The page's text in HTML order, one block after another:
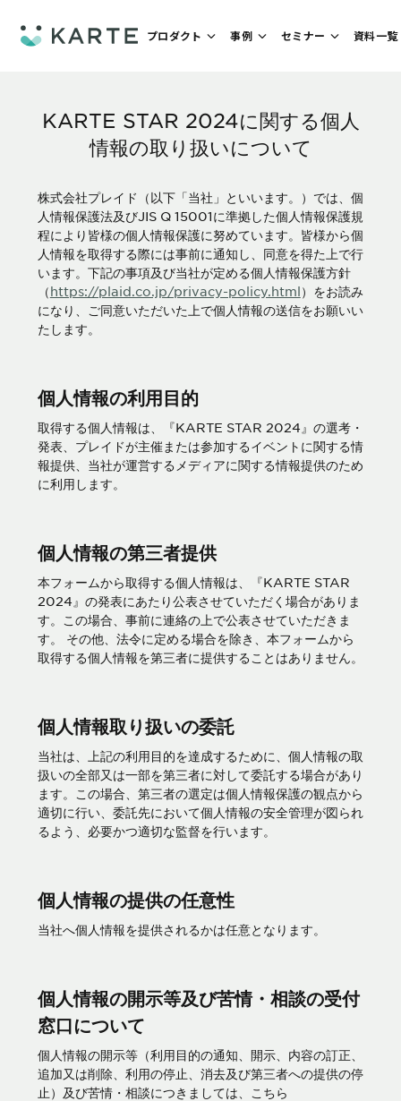
プロダクト 事例 セミナー 資料一覧
KARTE STAR 2024に関する個人
情報の取り扱いについて
株式会社プレイド（以下「当社」といいます。）では、個
人情報保護法及びJIS Q 15001に準拠した個人情報保護規
程により皆様の個人情報保護に努めています。皆様から個
人情報を取得する際には事前に通知し、同意を得た上で行
います。下記の事項及び当社が定める個人情報保護方針
（https://plaid.co.jp/privacy-policy.html）をお読み
になり、ご同意いただいた上で個人情報の送信をお願いい
たします。
個人情報の利用目的
取得する個人情報は、『KARTE STAR 2024』の選考・
発表、プレイドが主催または参加するイベントに関する情
報提供、当社が運営するメディアに関する情報提供のため
に利用します。
個人情報の第三者提供
本フォームから取得する個人情報は、『KARTE STAR
2024』の発表にあたり公表させていただく場合がありま
す。この場合、事前に連絡の上で公表させていただきま
す。 その他、法令に定める場合を除き、本フォームから
取得する個人情報を第三者に提供することはありません。
個人情報取り扱いの委託
当社は、上記の利用目的を達成するために、個人情報の取
扱いの全部又は一部を第三者に対して委託する場合があり
ます。この場合、第三者の選定は個人情報保護の観点から
適切に行い、委託先において個人情報の安全管理が図られ
るよう、必要かつ適切な監督を行います。
個人情報の提供の任意性
当社へ個人情報を提供されるかは任意となります。
個人情報の開示等及び苦情・相談の受付
窓口について
個人情報の開示等（利用目的の通知、開示、内容の訂正、
追加又は削除、利用の停止、消去及び第三者への提供の停
止）及び苦情・相談につきましては、こちら